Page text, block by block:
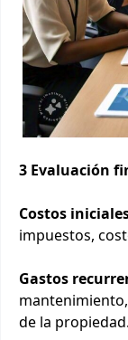
3 Evaluación
Costos
impuestos,
Gastos
de la propiedad.